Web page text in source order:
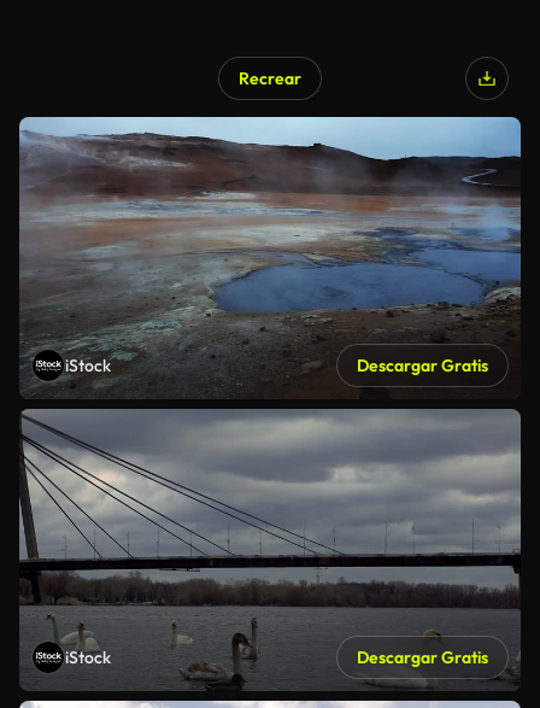
Recrear
iStock Descargar Gratis
iStock Descargar Gratis